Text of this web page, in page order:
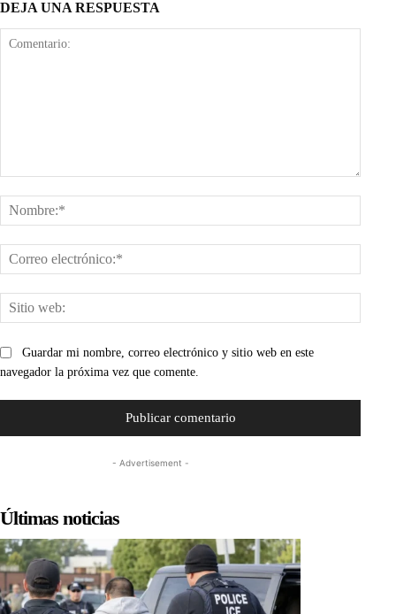
DEJA UNA RESPUESTA
web:
Guardar mi nombre, correo electrónico y sitio web en este
navegador la próxima vez que comente.
- Advertisement -
Últimas noticias